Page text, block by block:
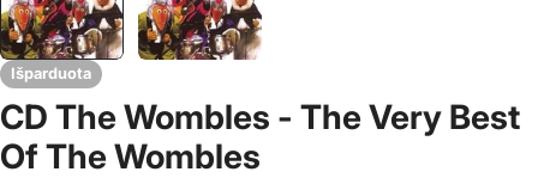
Išparduota
CD The Wombles - The Very Best
Of The Wombles